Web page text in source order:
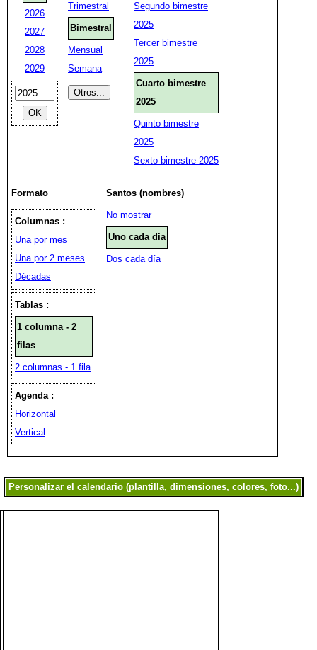
2026
2027
2028
2029
Trimestral
Bimestral
Mensual
Semana
Segundo bimestre
2025
Tercer bimestre
2025
Cuarto bimestre
2025
Quinto bimestre
2025
Sexto bimestre 2025
Formato
Columnas :
Una por mes
Una por 2 meses
Décadas
Tablas :
1 columna - 2
filas
2 columnas - 1 fila
Agenda :
Horizontal
Vertical
Santos (nombres)
No mostrar
Uno cada dia
Dos cada día